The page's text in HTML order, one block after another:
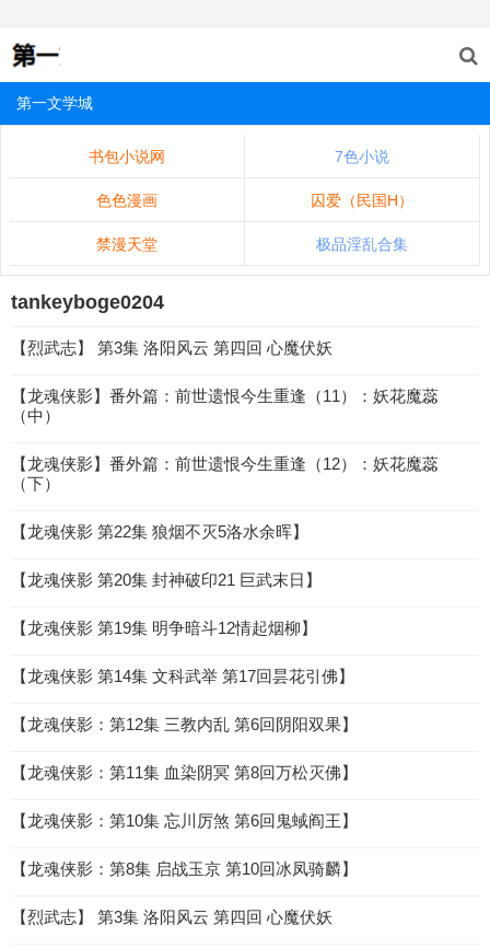
第一文学城
书包小说网 7色小说
色色漫画 囚爱（民国H）
禁漫天堂 极品淫乱合集
tankeyboge0204
【烈武志】 第3集 洛阳风云 第四回 心魔伏妖
【龙魂侠影】番外篇：前世遗恨今生重逢（11）：妖花魔蕊
（中）
【龙魂侠影】番外篇：前世遗恨今生重逢（12）：妖花魔蕊
（下）
【龙魂侠影 第22集 狼烟不灭5洛水余晖】
【龙魂侠影 第20集 封神破印21 巨武末日】
【龙魂侠影 第19集 明争暗斗12情起烟柳】
【龙魂侠影 第14集 文科武举 第17回昙花引佛】
【龙魂侠影：第12集 三教内乱 第6回阴阳双果】
【龙魂侠影：第11集 血染阴冥 第8回万松灭佛】
【龙魂侠影：第10集 忘川厉煞 第6回鬼蜮阎王】
【龙魂侠影：第8集 启战玉京 第10回冰凤骑麟】
【烈武志】 第3集 洛阳风云 第四回 心魔伏妖